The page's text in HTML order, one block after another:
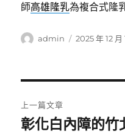
師高雄隆乳為複合式隆
作
admin
發
2025 年 12 月
章
上一篇文章
上
彰化白內障的竹